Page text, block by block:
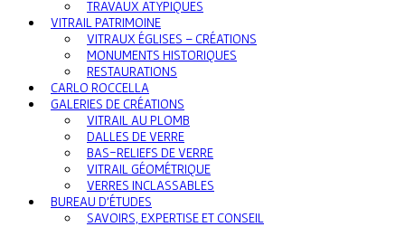
TRAVAUX ATYPIQUES
VITRAIL PATRIMOINE
VITRAUX ÉGLISES – CRÉATIONS
MONUMENTS HISTORIQUES
RESTAURATIONS
CARLO ROCCELLA
GALERIES DE CRÉATIONS
VITRAIL AU PLOMB
DALLES DE VERRE
BAS-RELIEFS DE VERRE
VITRAIL GÉOMÉTRIQUE
VERRES INCLASSABLES
BUREAU D’ÉTUDES
SAVOIRS, EXPERTISE ET CONSEIL